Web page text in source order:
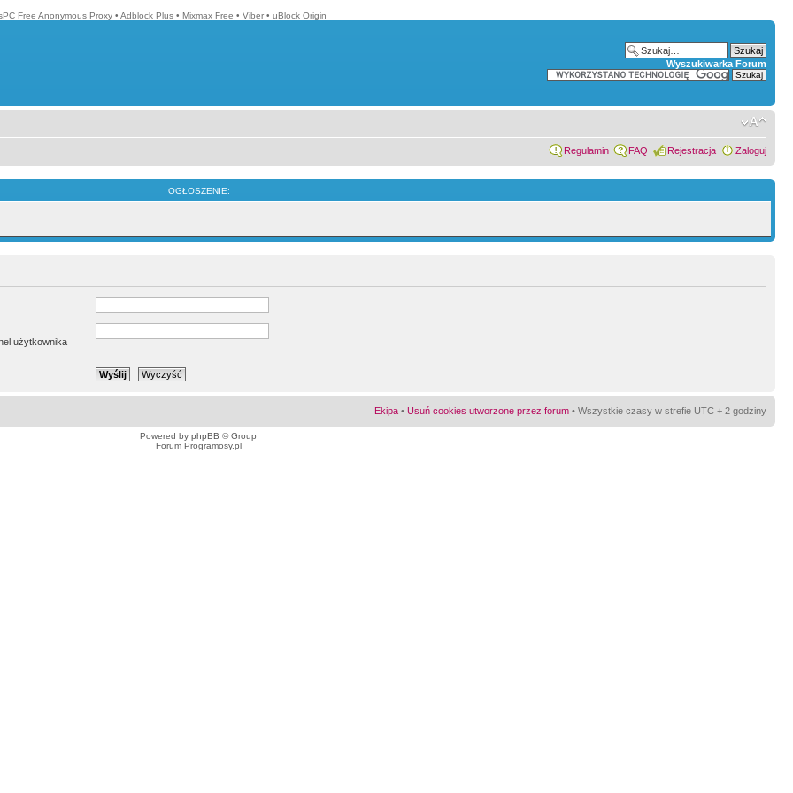
Free Anonymous Proxy • Adblock Plus • Mixmax Free • Viber • uBlock Origin
Wyszukiwarka Forum
Regulamin FAQ Rejestracja Zaloguj
OGŁOSZENIE:
użytkownika
Ekipa • Usuń cookies utworzone przez forum • Wszystkie czasy w strefie UTC + 2 godziny
Powered by phpBB © Group
Forum Programosy.pl